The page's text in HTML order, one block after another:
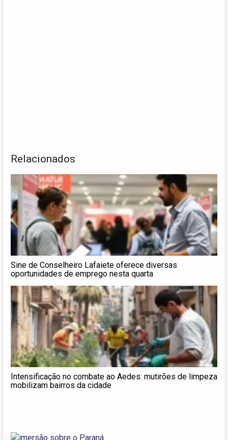
Relacionados
Sine de Conselheiro Lafaiete oferece diversas
oportunidades de emprego nesta quarta
Intensificação no combate ao Aedes: mutirões de limpeza
mobilizam bairros da cidade